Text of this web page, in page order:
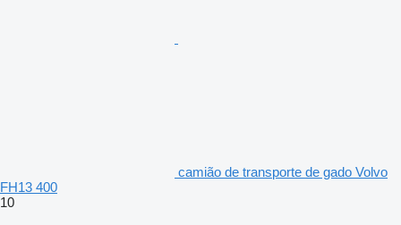
camião de transporte de gado Volvo
FH13 400
10